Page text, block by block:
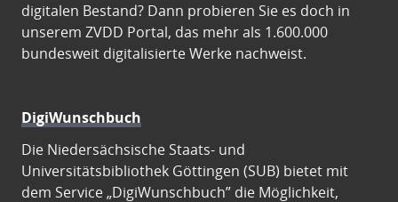
digitalen Bestand? Dann probieren Sie es doch in
unserem ZVDD Portal, das mehr als 1.600.000
bundesweit digitalisierte Werke nachweist.
DigiWunschbuch
Die Niedersächsische Staats- und
Universitätsbibliothek Göttingen (SUB) bietet mit
dem Service „DigiWunschbuch” die Möglichkeit,